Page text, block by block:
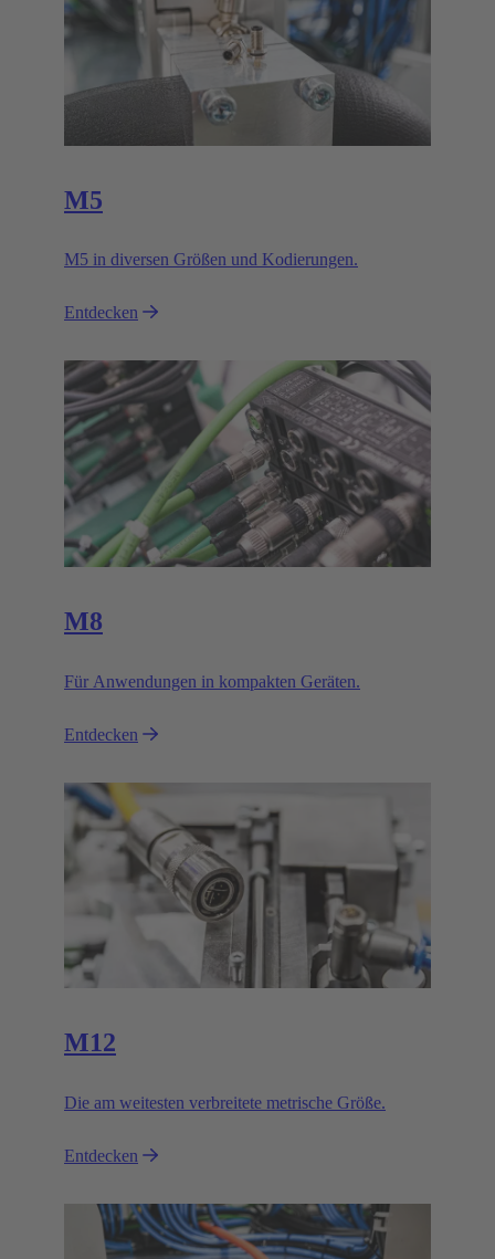
M5
M5 in diversen Größen und Kodierungen.
Entdecken
M8
Für Anwendungen in kompakten Geräten.
Entdecken
M12
Die am weitesten verbreitete metrische Größe.
Entdecken